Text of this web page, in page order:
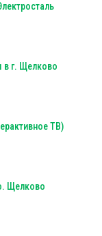
г. Щелково
ТВ)
Щелково